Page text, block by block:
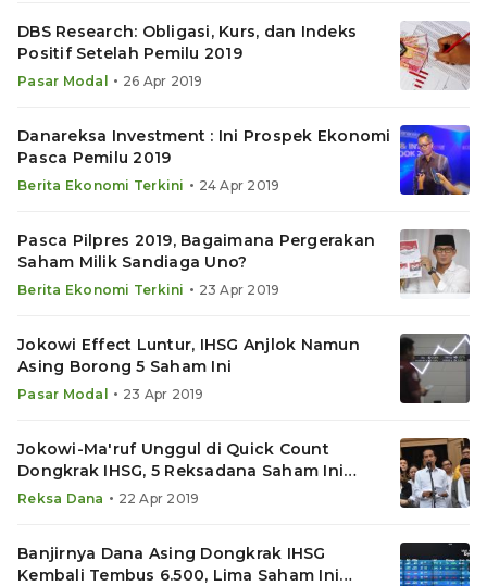
DBS Research: Obligasi, Kurs, dan Indeks
Positif Setelah Pemilu 2019
Pasar Modal • 26 Apr 2019
Danareksa Investment : Ini Prospek Ekonomi
Pasca Pemilu 2019
Berita Ekonomi Terkini • 24 Apr 2019
Pasca Pilpres 2019, Bagaimana Pergerakan
Saham Milik Sandiaga Uno?
Berita Ekonomi Terkini • 23 Apr 2019
Jokowi Effect Luntur, IHSG Anjlok Namun
Asing Borong 5 Saham Ini
Pasar Modal • 23 Apr 2019
Jokowi-Ma'ruf Unggul di Quick Count
Dongkrak IHSG, 5 Reksadana Saham Ini
Jawara
Reksa Dana • 22 Apr 2019
Banjirnya Dana Asing Dongkrak IHSG
Kembali Tembus 6.500, Lima Saham Ini